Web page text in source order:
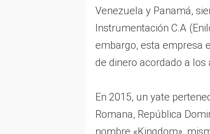
Venezuela y Panamá,
Instrumentación C.A
embargo, esta empresa
de dinero acordado a los
En 2015, un yate
Romana, República
nombre «Kingdom»,